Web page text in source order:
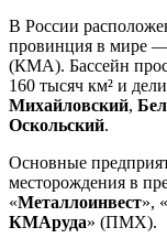
В России
провинция в мире
(КМА). Бассейн
160 тысяч км² и
Михайловский,
Оскольский.
Основные
месторождения в
«Металлоинвест», «
КМАруда» (ПМХ).